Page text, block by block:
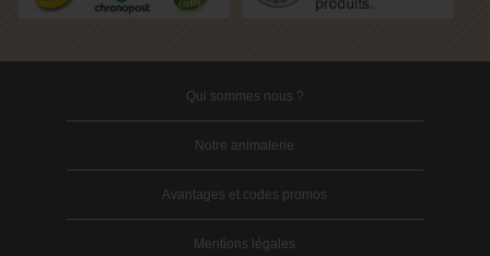
Qui sommes nous ?
Notre animalerie
Avantages et codes promos
Mentions légales